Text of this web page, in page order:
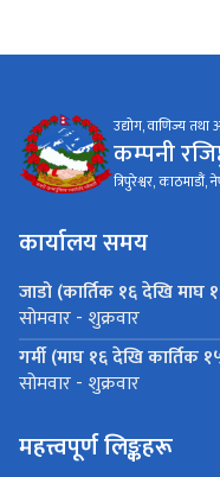
उद्योग, वाणिज्य तथा
कम्पनी
त्रिपुरेश्वर, काठमाडौं,
कार्यालय समय
जाडो (कार्तिक १६ देखि माघ
सोमवार - शुक्रवार
गर्मी (माघ १६ देखि कार्तिक
सोमवार - शुक्रवार
महत्त्वपूर्ण लिङ्कहरू